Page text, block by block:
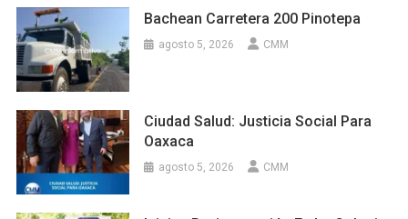
Bachean Carretera 200 Pinotepa
agosto 5, 2026 CMM
Ciudad Salud: Justicia Social Para
Oaxaca
agosto 5, 2026 CMM